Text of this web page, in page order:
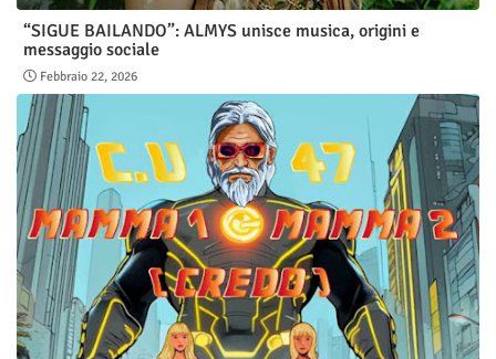
“SIGUE BAILANDO”: ALMYS unisce musica, origini e
messaggio sociale
Febbraio 22, 2026